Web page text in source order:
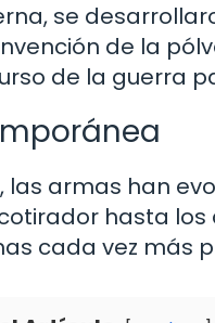
se
de la
de la guerra
las armas han
hasta
cada vez más